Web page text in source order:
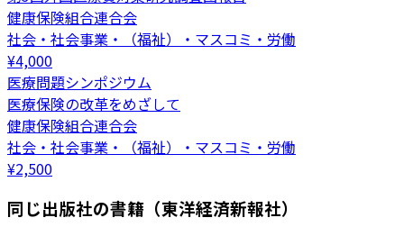
健康保険組合連合会
社会・社会事業・（福祉）・マスコミ・労働
¥4,000
医療問題シンポジウム
医療保険の改革をめざして
健康保険組合連合会
社会・社会事業・（福祉）・マスコミ・労働
¥2,500
同じ出版社の書籍（東洋経済新報社）